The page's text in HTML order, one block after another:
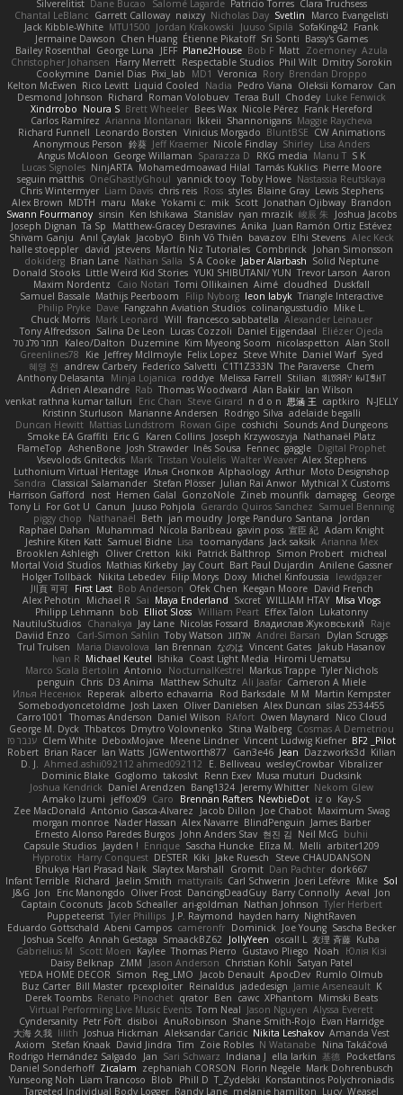
Silverelitist Dane Bucao Salomé Lagarde Patricio Torres Clara Truchsess
Chantal LeBlanc Garrett Calloway nøixzy Nicholas Day Svetlin
Marco Evangelisti
Jack Kibble-White MTU1500 Jordan Krakowski Juuso Sipilä SofaKing42 Frank
Jermaine Dawson Chen Huang Étienne Pikatoff Sri Sonti Bassy's Games
Bailey Rosenthal George Luna JEFF Plane2House Bob F Matt Zoemoney Azula
Christopher Johansen Harry Merrett Respectable Studios Phil Wilt Dmitry Sorokin
Cookymine Daniel Dias Pixi_lab MD1 Veronica Rory Brendan Droppo
Kelton McEwen Rico Levitt Liquid Cooled Nadia Pedro Viana Oleksii Komarov Can
Desmond Johnson Richard Roman Volobuev Teraa Bull Chodey Luke Fenwick
Xindrrobo Noura S Brett Wheeler Bees Wax Nicole Pérez Frank Hereford
Carlos Ramírez Arianna Montanari Ikkeii Shannonigans Maggie Raycheva
Richard Funnell Leonardo Borsten Vinicius Morgado BluntBSE CW Animations
Anonymous Person 鈴葵 Jeff Kraemer Nicole Findlay Shirley Lisa Anders
Angus McAloon George Willaman Sparazza D RKG media Manu T S K
Lucas Signoles NinjARTA Mohamedmoawad Hilal Tamás Kuklics Pierre Moore
seguin matthis OneGhastlyGhoul yannick tooy Toby Howe Nastassia Reutskaya
Chris Wintermyer Liam Davis chris reis Ross styles Blaine Gray Lewis Stephens
Alex Brown MDTH maru Make Yokami c: mik Scott Jonathan Ojibway Brandon
Swann Fourmanoy sinsin Ken Ishikawa Stanislav ryan mrazik 峻辰 朱
Joshua Jacobs
Joseph Dignan Ta Sp Matthew-Gracey Desravines Anika Juan Ramón Ortiz Estévez
Shivam Ganju Anıl Çaylak JacobyO Bình Võ Thiên bavazov Elhi Stevens Alec Keck
halle stoeppler david jstevens Martín Niz Tutoriales Combrinck
Johan Simonsson
dokiderg Brian Lane Nathan Salla S A Cooke Jaber Alarbash Solid Neptune
Donald Stooks Little Weird Kid Stories YUKI SHIBUTANI/ YUN Trevor Larson Aaron
Maxim Nordentz
Caio Notari Tomi Ollikainen Aimé cloudhed
Duskfall
Samuel Bassale Mathijs Peerboom Filip Nyborg leon labyk Triangle Interactive
Philip Pryke Dave Fangzahn Aviation Studios colinangusstudio Mike L.
Chuck Morris Mark Leonard Will francesco sabbatella Alexander Leinauer
Tony Alfredsson Salina De Leon Lucas Cozzoli Daniel Eijgendaal Eliézer Ojeda
תמר פלג טל
Kaleo/Dalton Duzemine Kim Myeong Soom nicolaspetton Alan Stoll
Greenlines78
Kie Jeffrey McIlmoyle Felix Lopez Steve White Daniel Warf Syed
혜영 전 andrew Carbery Federico Salvetti C1T1Z333N The Paraverse Chem
Anthony Delasanta
Minja Lojanica roddye Melissa Farrell Stilian ꌃ꒒ꀎꋪꋪꌩ ꀘꈤꀤꁅꃅ꓄
Adrien Alexandre Rab Thomas Woodward Alan Bakir Ian Wilson
venkat rathna kumar talluri
Eric Chan Steve Girard n d o n 思涵 王 captkiro
N-JELLY
Kristinn Sturluson Marianne Andersen Rodrigo Silva adelaide begalli
Duncan Hewitt Mattias Lundstrom Rowan Gipe coshichi Sounds And Dungeons
Smoke EA Graffiti Eric G Karen Collins Joseph Krzywoszyja Nathanaël Platz
FlameTop AshenBone Josh Strawder Inês Sousa Fennec gaggle Digital Prophet
Vsevolods Gniteckis Mark Tristan Voulelis Walter Weaver Alex Stephens
Luthonium Virtual Heritage Илья Снопков Alphaology Arthur Moto Designshop
Sandra Classical Salamander Stefan Plösser Julian Rai Anwor Mythical X Customs
Harrison Gafford
nost Hemen Galal GonzoNole Zineb mounfik damageg George
Tony Li For Got U Canun Juuso Pohjola Gerardo Quiros Sanchez Samuel Benning
piggy chop
Nathanaël Beth jan moudry Jorge Panduro Santana
Jordan
Raphael Dahan
Muhammad Nicola Baribeau gavin poss 宣臣 紀 Adam Knight
Jeshire Kiten Katt Samuel Bidne Lisa toomanydans Jack saksik Arianna Mex
Brooklen Ashleigh
Oliver Cretton kiki Patrick Balthrop Simon Probert micheal
Mortal Void Studios Mathias Kirkeby Jay Court Bart Paul Dujardin Anilene Gassner
Holger Tollbäck
Nikita Lebedev Filip Morys Doxy Michel Kinfoussia
lewdgazer
川頁 可可 First Last Bob Anderson Ofek Chen Keegan Moore David French
Alex Pehotin
Michael R Sai Maya Enderland Sxcret WILLIAM HTAY Misa Vlogs
Philipp Lehmann bob Elliot Sloss William Peart Effex Talon Lukatonny
NautiluStudios Chanakya Jay Lane Nicolas Fossard Владислав Жуковський
Raje
Daviid Enzo
Carl-Simon Sahlin Toby Watson אלמוג Andrei Barsan
Dylan Scruggs
Trul Trulsen
Maria Diavolova Ian Brennan なのは Vincent Gates Jakub Hasanov
Ivan R Michael Keutel Ishika Coast Light Media Hiromi Uematsu
Marco Scala Bertolin Antonio NocturnalKestrel Markus Trappe Tyler Nichols
penguin Chris D3 Anima Matthew Schultz Ali Jaafar Cameron A Miele
Илья Несенюк Reperak alberto echavarria Rod Barksdale M M Martin Kempster
Somebodyoncetoldme Josh Laxen Oliver Danielsen Alex Duncan silas 2534455
Carro1001
Thomas Anderson Daniel Wilson RAfort Owen Maynard
Nico Cloud
George M. Dyck Thbatcos Dmytro Volovnenko Stina Walberg Cosmas A Demetriou
ענבר פז Clem White DeboxMojave Meene Lindner Vincent Ludwig Kiefner BF2 _Pilot
Robert Brian Racer Ian Watts JGWentworth877 Gan3e46 Jean Dazzworks3d Kilian
D. J.
Ahmed.ashii092112 ahmed092112 E. Belliveau wesleyCrowbar Vibralizer
Dominic Blake Goglomo takoslvt Renn Exev Musa muturi Ducksink
Joshua Kendrick Daniel Arendzen Bang1324 Jeremy Whitter Nekom Glew
Amako Izumi jeffox09 Caro Brennan Rafters NewbieDot iz o Kay-S
Zee MacDonald Antonio Gasca-Alvarez Jacob Dillon Joe Chabot Maximum Swag
morgan monroe Nader Hassan Alex Navarre BlindPenguin James Barber
Ernesto Alonso Paredes Burgos John Anders Stav 현진 김 Neil McG buhii
Capsule Studios Jayden ! Enrique Sascha Huncke Elīza M. Melli arbiter1209
Hyprotix Harry Conquest DESTER Kiki Jake Ruesch
Steve CHAUDANSON
Bhukya Hari Prasad Naik Slaytex Marshall Gromit Dan Pachter dork667
Infant Terrible Richard Jaelin Smith mattyrails Carl Schwerin Joeri Lefévre Mike Sol
J&G Jon Eric Manongdo Oliver Frost DancingDeadGuy Barry Connolly Aeval Jon
Captain Coconuts Jacob Schealler ari-goldman Nathan Johnson Tyler Herbert
Puppeteerist Tyler Phillips J.P. Raymond hayden harry NightRaven
Eduardo Gottschald Abeni Campos cameronfr Dominick Joe Young Sascha Becker
Joshua Scelfo Annah Gestaga SmaackBZ62 JollyYeen oscall L 友理 斉藤 Kuba
Gabrielius M
Scott Moen Kaylee Thomas Pierro Gustavo Pliego Noah
Юлія Кізі
Daisy Belknap ZMM Jason Anderson Christian Kohli Satyan Patel
YEDA HOME DECOR Simon Reg_LMO Jacob Denault ApocDev Rumlo Olmub
Buz Carter Bill Master rpcexploiter Reinaldus jadedesign Jamie Arseneault K
Derek Toombs Renato Pinochet qrator Ben cawc XPhantom Mimski Beats
Virtual Performing Live Music Events Tom Neal Jason Nguyen Alyssa Everett
Cyndersanity Petr Fořt disiboi AnuRobinson Shane Smith-Rojo Evan Harridge
大海 久我 lilith Joshua Hickman Aleksandar Caricic Nikita Leshakov Amanda Vest
Axiom
Stefan Knaak David Jindra Tim Zoie Robles N Watanabe Nina Takáčová
Rodrigo Hernández Salgado
Jan Sari Schwarz Indiana J ella larkin 基德
Pocketfans
Daniel Sonderhoff Zicalam zephaniah CORSON Florin Negele Mark Dohrenbusch
Yunseong Noh Liam Trancoso Blob Phill D T_Zydelski Konstantinos Polychroniadis
Targeted Individual Body Logger Randy Lane melanie hamilton Lucy Weasel